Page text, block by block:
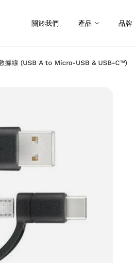
關於我們 產品 品牌
據線 (USB A to Micro-USB & USB-C™)